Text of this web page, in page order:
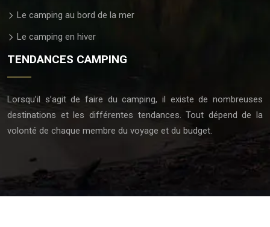
Le camping au bord de la mer
Le camping en hiver
TENDANCES CAMPING
Lorsqu’il s’agit de faire du camping, il existe de nombreuses
destinations et les différentes tendances. Tout dépend de la
volonté de chaque membre du voyage et du budget.